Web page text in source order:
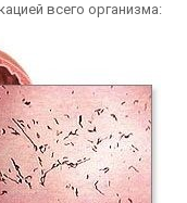
всего организма: